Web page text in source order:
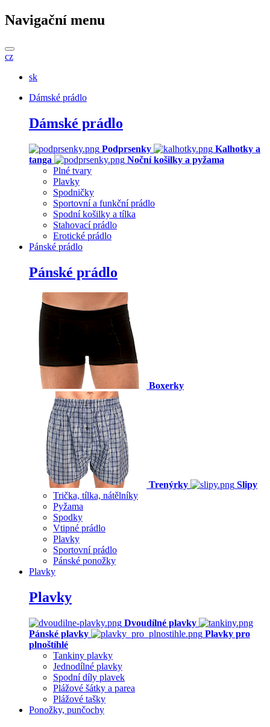
Navigační menu
cz
sk
Dámské prádlo
Dámské prádlo
Podprsenky
Kalhotky a
tanga
Noční košilky a pyžama
Plné tvary
Plavky
Spodničky
Sportovní a funkční prádlo
Spodní košilky a tílka
Stahovací prádlo
Erotické prádlo
Pánské prádlo
Pánské prádlo
Boxerky
Trenýrky
Slipy
Trička, tílka, nátělníky
Pyžama
Spodky
Vtipné prádlo
Plavky
Sportovní prádlo
Pánské ponožky
Plavky
Plavky
Dvoudílné plavky
Pánské plavky
Plavky pro
plnoštíhlé
Tankiny plavky
Jednodílné plavky
Spodní díly plavek
Plážové šátky a parea
Plážové tašky
Ponožky, punčochy